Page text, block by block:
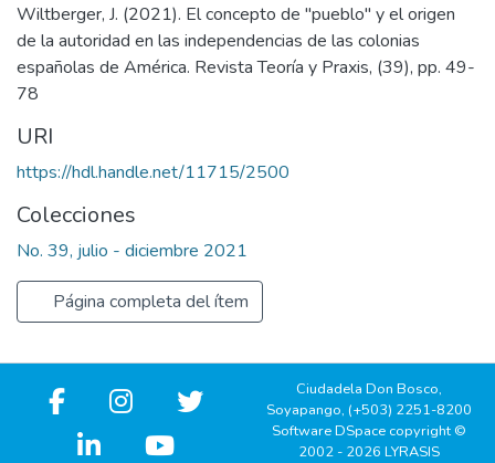
Wiltberger, J. (2021). El concepto de "pueblo" y el origen
de la autoridad en las independencias de las colonias
españolas de América. Revista Teoría y Praxis, (39), pp. 49-
78
URI
https://hdl.handle.net/11715/2500
Colecciones
No. 39, julio - diciembre 2021
Página completa del ítem
Ciudadela Don Bosco,
Soyapango, (+503) 2251-8200
Software DSpace copyright ©
2002 - 2026 LYRASIS